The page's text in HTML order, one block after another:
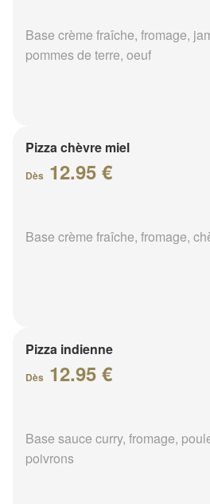
Base crème fraîche, fromage,
pommes de terre, oeuf
Pizza chèvre miel
Dès 12.95 €
Base crème fraîche, fromage,
Pizza indienne
Dès 12.95 €
Base sauce curry, fromage,
poivrons